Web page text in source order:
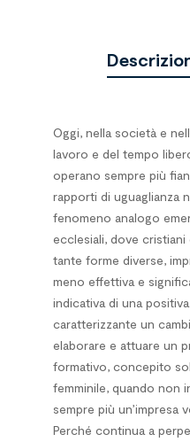
Oggi, nella società e
lavoro e del tempo
operano sempre più
rapporti di uguaglianza
fenomeno analogo
ecclesiali, dove
tante forme diverse,
meno effettiva e
indicativa di una
caratterizzante un
elaborare e attuare un
formativo, concepito
femminile, quando non
sempre più un’impresa
Perché continua a